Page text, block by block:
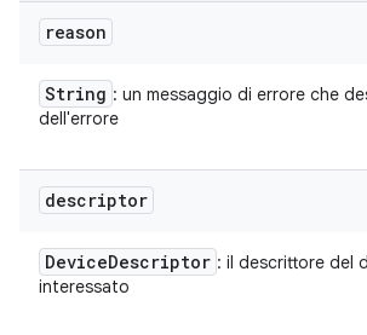
reason
String : un messaggio di errore che
dell'errore
descriptor
DeviceDescriptor : il descrittore del
interessato